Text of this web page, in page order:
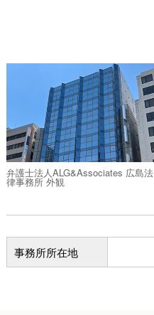
弁護士法人ALG&Associates 広島法
律事務所 外観
事務所所在地